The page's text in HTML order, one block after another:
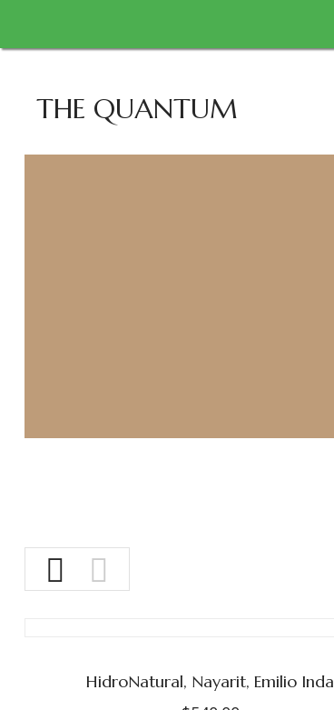
THE QUANTUM
HidroNatural, Nayarit, Emilio Inda